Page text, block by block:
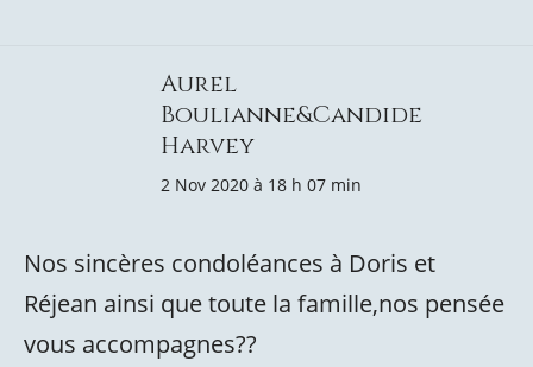
Aurel
Boulianne&Candide
Harvey
2 Nov 2020 à 18 h 07 min
Nos sincères condoléances à Doris et
Réjean ainsi que toute la famille,nos pensée
vous accompagnes??